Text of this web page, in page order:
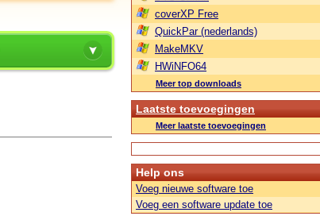
coverXP Free
QuickPar (nederlands)
MakeMKV
HWiNFO64
Meer top downloads
Laatste toevoegingen
Meer laatste toevoegingen
Help ons
Voeg nieuwe software toe
Voeg een software update toe